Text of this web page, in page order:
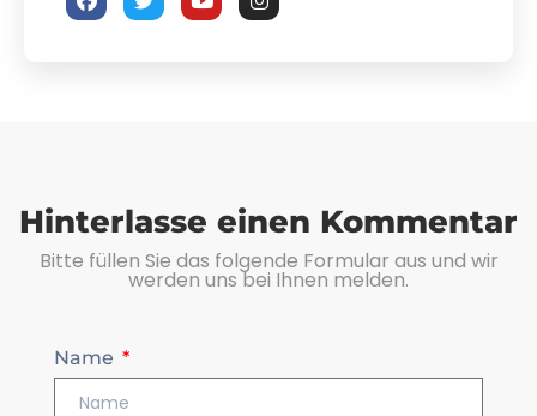
Hinterlasse einen Kommentar
Bitte füllen Sie das folgende Formular aus und wir
werden uns bei Ihnen melden.
Name